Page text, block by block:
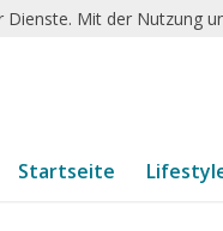
Startseite
Mit der Nutzung